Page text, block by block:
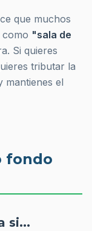
que muchos
"sala de
Si quieres
tributar la
mantienes el
fondo
si...